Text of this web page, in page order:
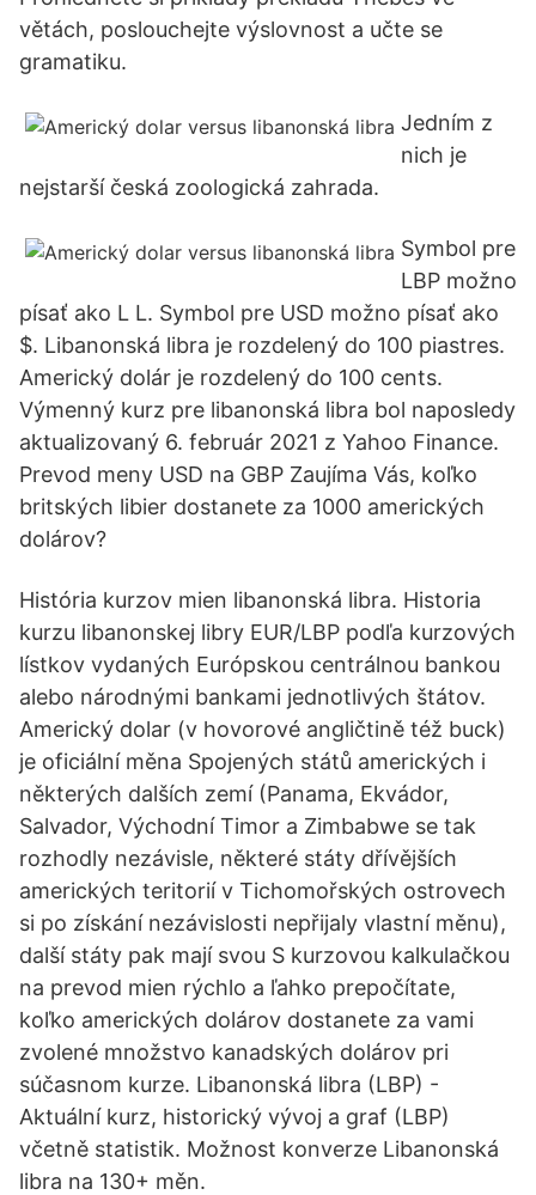
větách, poslouchejte výslovnost a učte se
gramatiku.
Jedním z
nich je
nejstarší česká zoologická zahrada.
Symbol pre
LBP možno
písať ako L L. Symbol pre USD možno písať ako
$. Libanonská libra je rozdelený do 100 piastres.
Americký dolár je rozdelený do 100 cents.
Výmenný kurz pre libanonská libra bol naposledy
aktualizovaný 6. február 2021 z Yahoo Finance.
Prevod meny USD na GBP Zaujíma Vás, koľko
britských libier dostanete za 1000 amerických
dolárov?
História kurzov mien libanonská libra. Historia
kurzu libanonskej libry EUR/LBP podľa kurzových
lístkov vydaných Európskou centrálnou bankou
alebo národnými bankami jednotlivých štátov.
Americký dolar (v hovorové angličtině též buck)
je oficiální měna Spojených států amerických i
některých dalších zemí (Panama, Ekvádor,
Salvador, Východní Timor a Zimbabwe se tak
rozhodly nezávisle, některé státy dřívějších
amerických teritorií v Tichomořských ostrovech
si po získání nezávislosti nepřijaly vlastní měnu),
další státy pak mají svou S kurzovou kalkulačkou
na prevod mien rýchlo a ľahko prepočítate,
koľko amerických dolárov dostanete za vami
zvolené množstvo kanadských dolárov pri
súčasnom kurze. Libanonská libra (LBP) -
Aktuální kurz, historický vývoj a graf (LBP)
včetně statistik. Možnost konverze Libanonská
libra na 130+ měn.